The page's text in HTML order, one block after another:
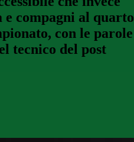
e compagni al quarto
con le parole
tecnico del post